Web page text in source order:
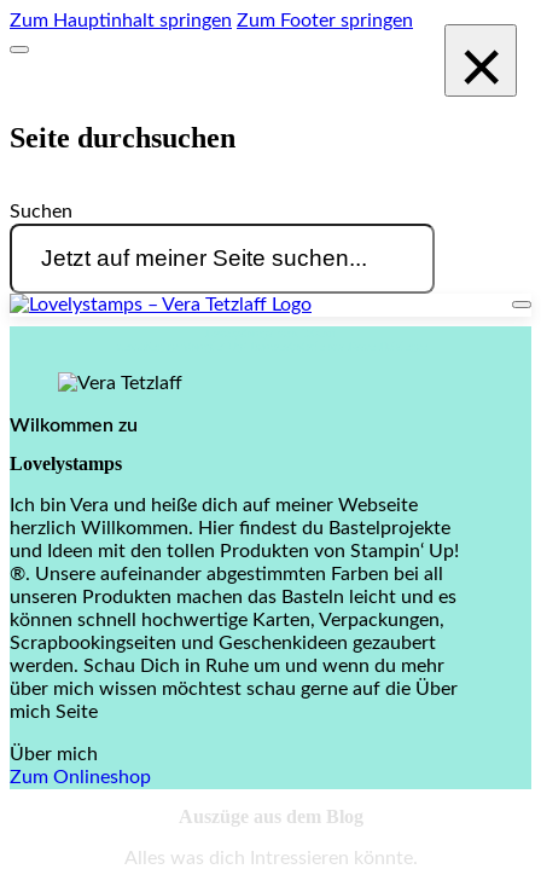
Zum Hauptinhalt springen Zum Footer springen
Seite durchsuchen
Suchen
×
Wilkommen zu
Lovelystamps
Ich bin Vera und heiße dich auf meiner Webseite
herzlich Willkommen. Hier findest du Bastelprojekte
und Ideen mit den tollen Produkten von Stampin‘ Up!
®. Unsere aufeinander abgestimmten Farben bei all
unseren Produkten machen das Basteln leicht und es
können schnell hochwertige Karten, Verpackungen,
Scrapbookingseiten und Geschenkideen gezaubert
werden. Schau Dich in Ruhe um und wenn du mehr
über mich wissen möchtest schau gerne auf die Über
mich Seite
Über mich
Zum Onlineshop
Auszüge aus dem Blog
Alles was dich Intressieren könnte.